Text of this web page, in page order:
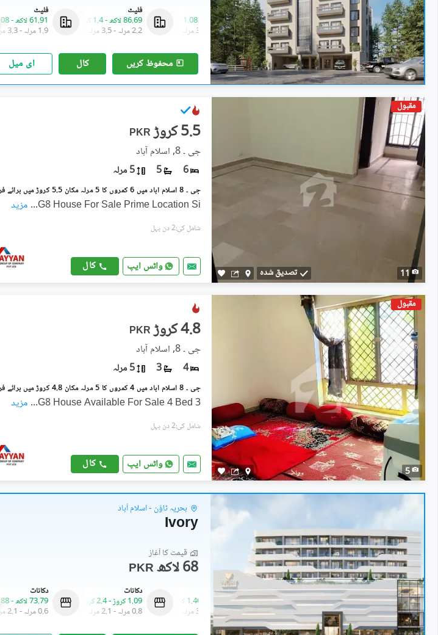
فلیٹ
61.91 لاکھ
-1.08 کروڑ
1.9 مرلہ
-3.3 مرلہ
فلیٹ
86.69 لاکھ
-1.4 کروڑ
2.2 مرلہ
-3.5 مرلہ
فلیٹ
61.91 لاکھ
1.08 کروڑ
1.9 مرلہ
- 3.3 مرلہ
محفوظ کریں کال ای میل
مقبول
11 تصدیق شدہ
PKR 5.5 کروڑ
جی ۔ 8, اسلام آباد
6
5 5 مرلہ
G8 House For Sale Prime Location Si
... مزید
شامل کی:2 دن پہل
واٹس ایپ کال
مقبول
5
PKR 4.8 کروڑ
جی ۔ 8, اسلام آباد
4
3 5 مرلہ
G8 House Available For Sale 4 Bed 3
... مزید
شامل کی:2 دن پہل
واٹس ایپ کال
بحریہ ٹاؤن - اسلام آباد
Ivory
قیمت کا آغاز
PKR 68 لاکھ
دکانات
73.79 لاکھ
-3.88 کروڑ
0.6 مرلہ
- 2.1 مرلہ
دکانات
1.09 کروڑ
-2.4 کروڑ
0.8 مرلہ
- 2.1 مرلہ
فلیٹ
1.09 کروڑ
1.46 کروڑ
2.6 مرلہ
- 3.2 مرلہ